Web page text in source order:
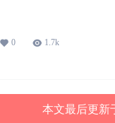
0 1.7k
本文最后更新